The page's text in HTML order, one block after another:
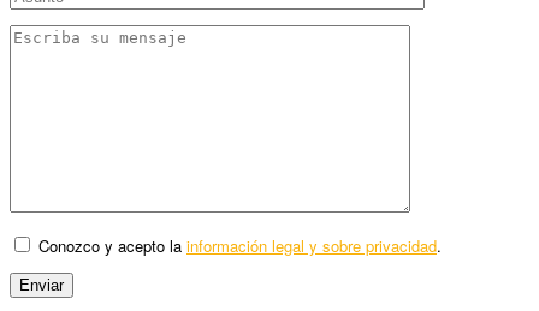
Conozco y acepto la información legal y sobre privacidad.